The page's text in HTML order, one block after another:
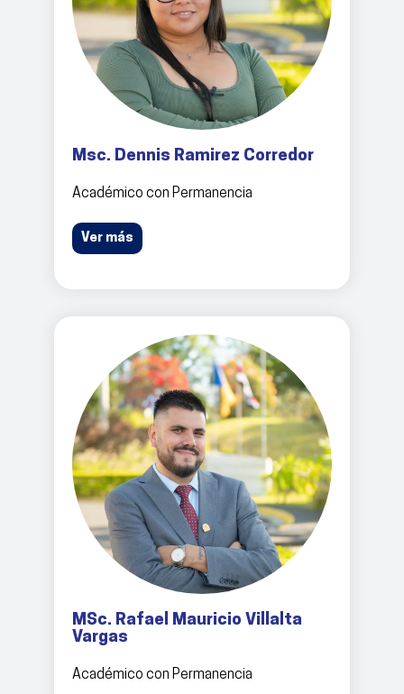
Msc. Dennis Ramirez Corredor
Académico con Permanencia
Ver más
MSc. Rafael Mauricio Villalta
Vargas
Académico con Permanencia